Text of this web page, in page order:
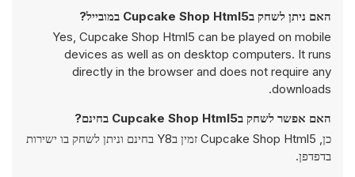
האם ניתן לשחק בCupcake Shop Html5 במובייל?
Yes, Cupcake Shop Html5 can be played on mobile
devices as well as on desktop computers. It runs
directly in the browser and does not require any
downloads.
האם אפשר לשחק בCupcake Shop Html5 בחינם?
כן, Cupcake Shop Html5 זמין בY8 בחינם וניתן לשחק בו ישירות
בדפדפן.